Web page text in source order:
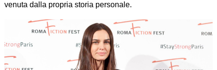
venuta dalla propria storia personale.